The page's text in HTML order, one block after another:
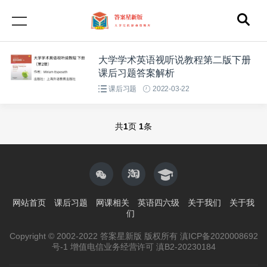
大学学术英语视听说教程第二版下册
课后习题答案解析
课后习题 2022-03-22
共1页 1条
网站首页 课后习题 网课相关 英语四六级 关于我们
关于我
们
Copyright © 2002-2022 答案星新版 版权所有 滇ICP备2020008692
号-1 增值电信业务经营许可 滇B2-20230184